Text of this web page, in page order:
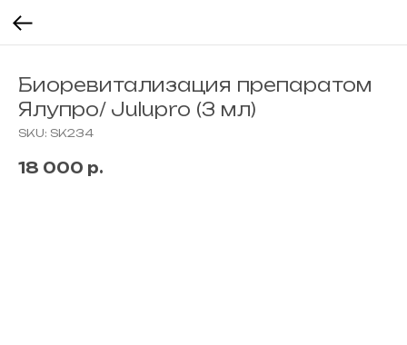
Биоревитализация препаратом
Ялупро/ Julupro (3 мл)
SKU: SK234
18 000 р.